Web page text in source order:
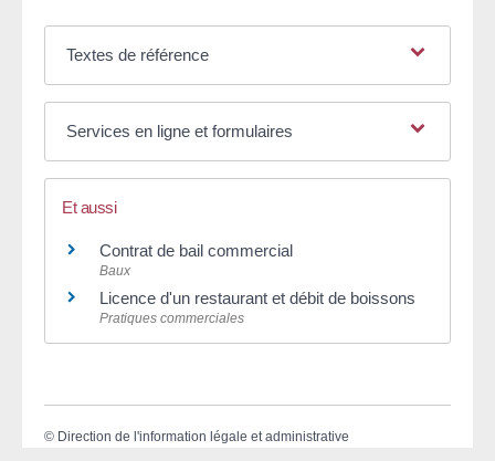
Textes de référence
Services en ligne et formulaires
Et aussi
Contrat de bail commercial
Baux
Licence d'un restaurant et débit de boissons
Pratiques commerciales
© Direction de l'information légale et administrative